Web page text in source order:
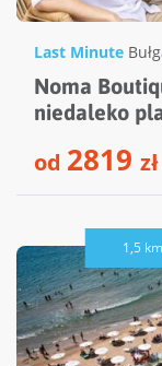
Last Minute
Noma
niedaleko
od 2819 zł
1,5